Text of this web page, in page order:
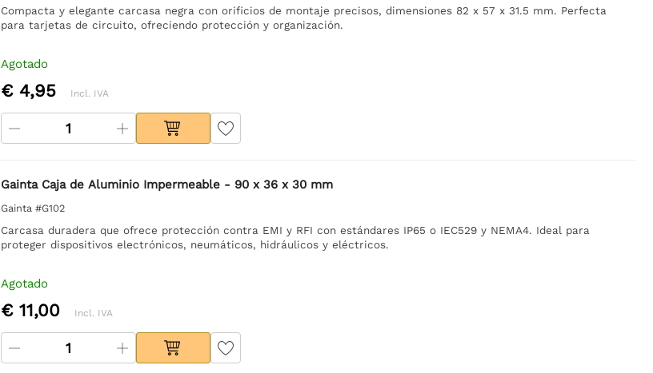
Compacta y elegante carcasa negra con orificios de montaje precisos, dimensiones 82 x 57 x 31.5 mm. Perfecta
para tarjetas de circuito, ofreciendo protección y organización.
Agotado
€ 4,95 Incl. IVA
Gainta Caja de Aluminio Impermeable - 90 x 36 x 30 mm
Gainta #G102
Carcasa duradera que ofrece protección contra EMI y RFI con estándares IP65 o IEC529 y NEMA4. Ideal para
proteger dispositivos electrónicos, neumáticos, hidráulicos y eléctricos.
Agotado
€ 11,00 Incl. IVA